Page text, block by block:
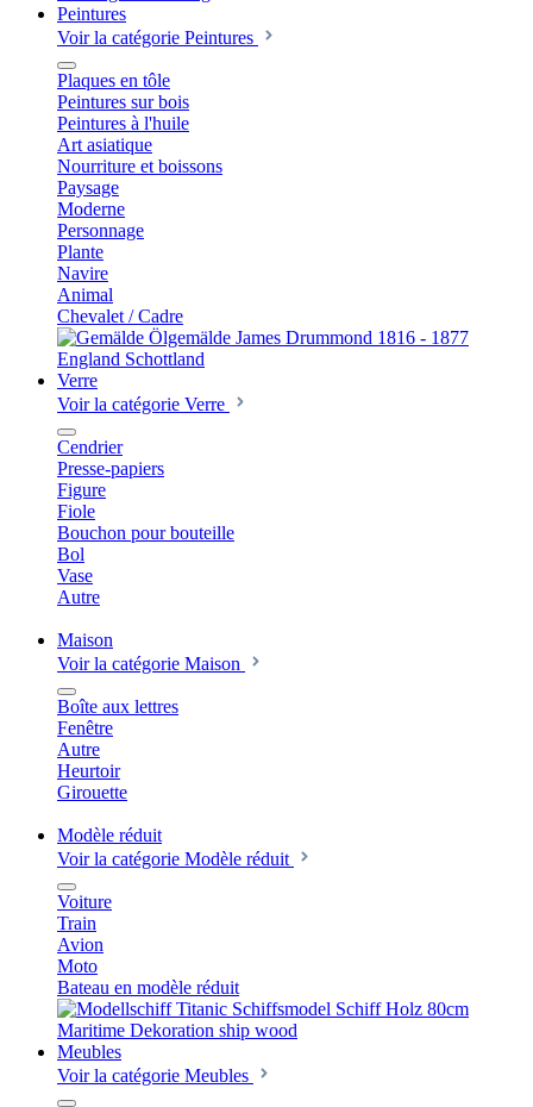
Peintures
Voir la catégorie Peintures
Plaques en tôle
Peintures sur bois
Peintures à l'huile
Art asiatique
Nourriture et boissons
Paysage
Moderne
Personnage
Plante
Navire
Animal
Chevalet / Cadre
Verre
Voir la catégorie Verre
Cendrier
Presse-papiers
Figure
Fiole
Bouchon pour bouteille
Bol
Vase
Autre
Maison
Voir la catégorie Maison
Boîte aux lettres
Fenêtre
Autre
Heurtoir
Girouette
Modèle réduit
Voir la catégorie Modèle réduit
Voiture
Train
Avion
Moto
Bateau en modèle réduit
Meubles
Voir la catégorie Meubles